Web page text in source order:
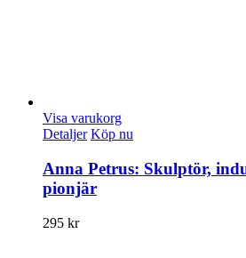
Visa varukorg
Detaljer Köp nu
Anna Petrus: Skulptör,
pionjär
295 kr